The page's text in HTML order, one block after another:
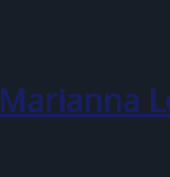
Marianna